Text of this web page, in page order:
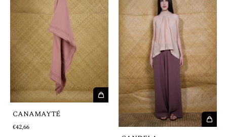
CANAMAYTÉ
€42,66